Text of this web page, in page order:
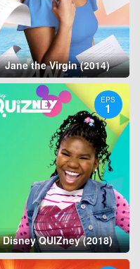
Jane the Virgin (2014)
EPS
1
Disney QUIZney (2018)